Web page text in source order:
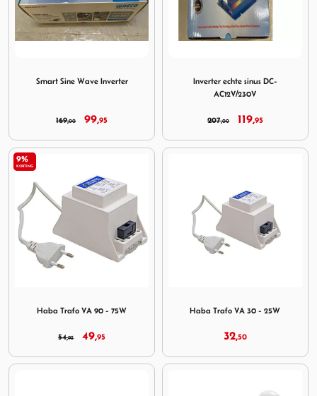
Smart Sine Wave Inverter
169,00 99,95
Inverter echte sinus DC-
AC12V/230V
207,00 119,95
9%
KORTING
Haba Trafo VA 90 - 75W
54,95 49,95
Haba Trafo VA 30 - 25W
32,50